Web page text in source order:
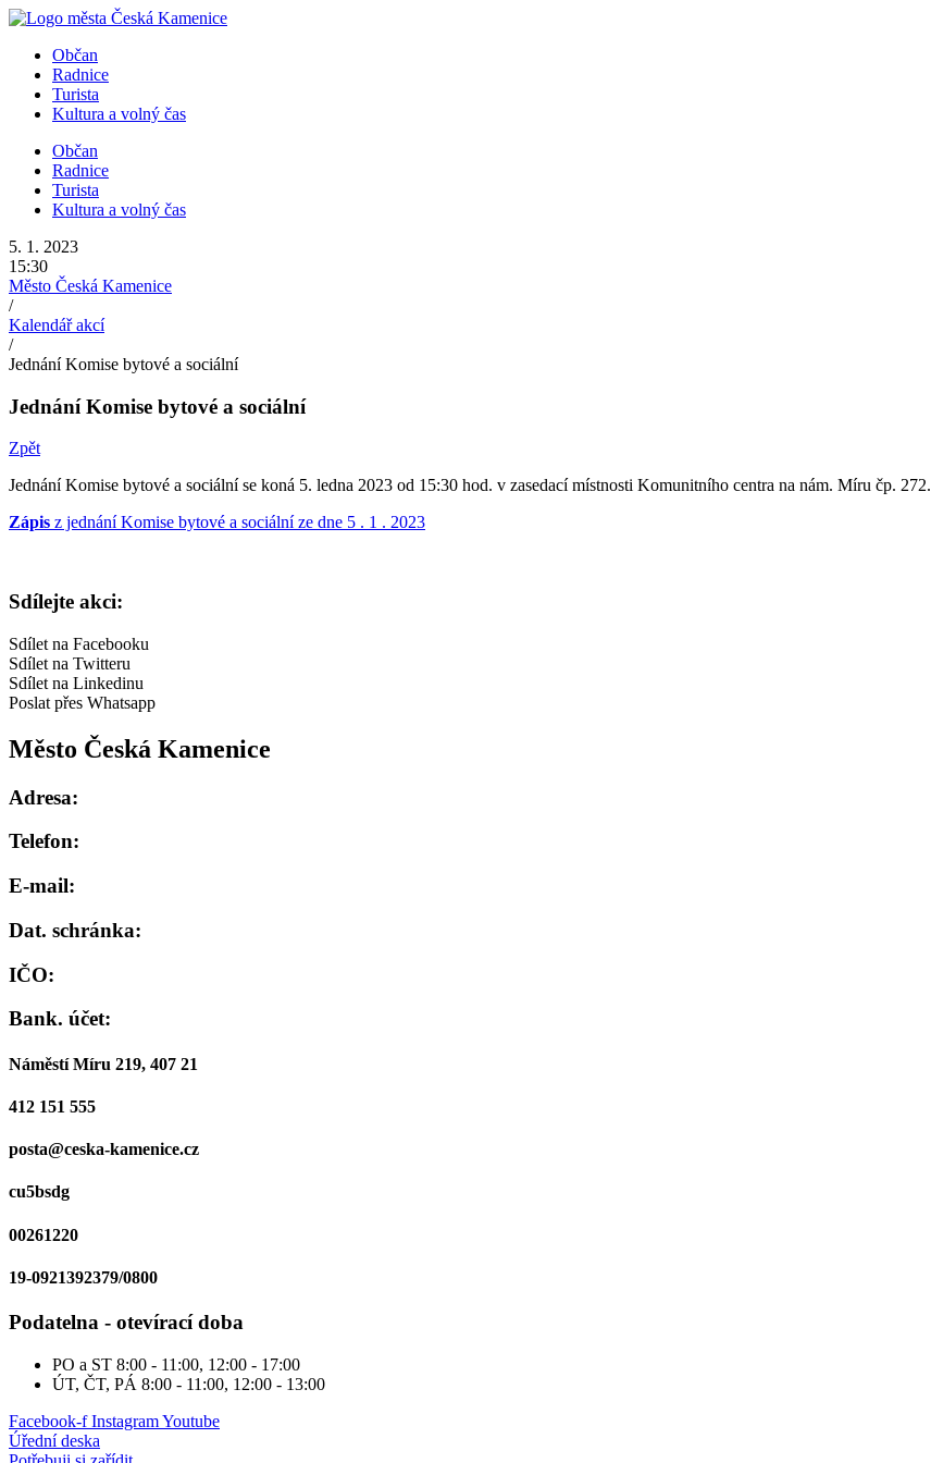
Přejít
obsahuObčan
Radnice
Turista
Kultura a volný čas
Občan
Radnice
Turista
Kultura a volný čas
5. 1. 2023
15:30
Město Česká Kamenice
/
Kalendář akcí
/
Jednání Komise bytové a sociální
Jednání Komise bytové a sociální
Zpět
Jednání Komise bytové a sociální se koná 5. ledna 2023 od 15:30 hod. v zasedací místnosti Komunitního centra na nám. Míru čp. 272.
Zápis z jednání Komise bytové a sociální ze dne 5 . 1 . 2023
Sdílejte akci:
Sdílet na Facebooku
Sdílet na Twitteru
Sdílet na Linkedinu
Poslat přes Whatsapp
Město Česká Kamenice
Adresa:
Telefon:
E-mail:
Dat. schránka:
IČO:
Bank. účet:
Náměstí Míru 219, 407 21
412 151 555
posta@ceska-kamenice.cz
cu5bsdg
00261220
19-0921392379/0800
Podatelna - otevírací doba
PO a ST 8:00 - 11:00, 12:00 - 17:00
ÚT, ČT, PÁ 8:00 - 11:00, 12:00 - 13:00
Facebook-f InstagramYoutube
Úřední deska